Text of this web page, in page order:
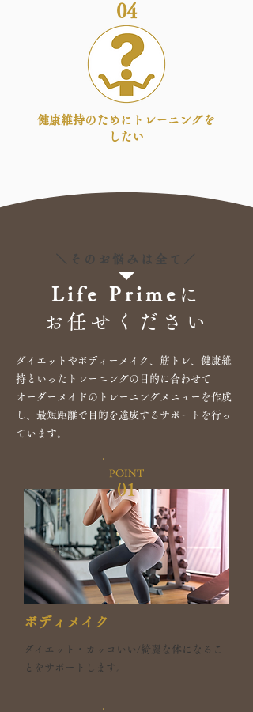
04
健康維持のためにトレーニングを
したい
＼そのお悩みは全て／
Life Prime に
お任せください
ダイエットやボディーメイク、筋トレ、健康維
持といったトレーニングの目的に合わせて
オーダーメイドのトレーニングメニューを作成
し、最短距離で目的を達成するサポートを行っ
ています。
POINT
01
ボディメイク
ダイエット・カッコいい/綺麗な体になるこ
とをサポートします。